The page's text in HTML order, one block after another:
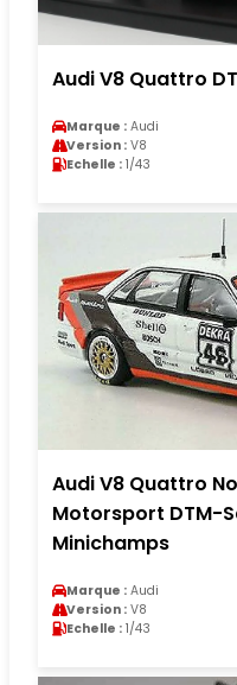
Audi V8 Quattro
Marque : Audi
Version : V8
Echelle : 1/43
Audi V8 Quattro
Motorsport DTM-
Minichamps
Marque : Audi
Version : V8
Echelle : 1/43